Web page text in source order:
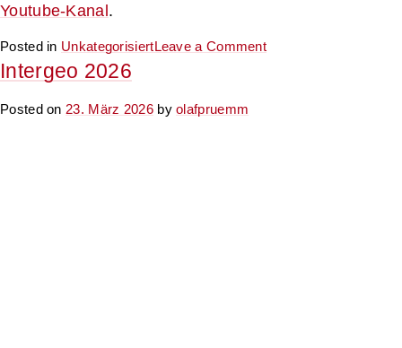
Youtube-Kanal.
Posted in UnkategorisiertLeave a Commenton
Intergeo 2026
Posted on 23. März 2026byolafpruemm